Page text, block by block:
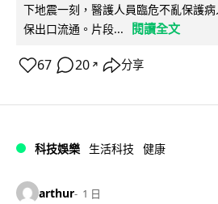
下地震一刻，醫護人員臨危不亂保護
保出口流通。片段...
閱讀全文
67 20 ↗ 分享
科技娛樂 生活科技 健康
arthur 1 日